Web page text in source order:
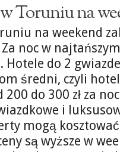
Toruniu na
na weekend
noc w
Hotele do 2
średni, czyli
200 do 300 zł za
i
mogą
są wyższe w